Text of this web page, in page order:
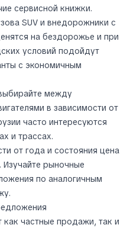
сервисной книжки.
SUV и внедорожники с
на бездорожье и при
условий подойдут
с экономичным
между
в зависимости от
часто интересуются
и трассах.
от года и состояния цена
рыночные
по аналогичным
частные продажи, так и